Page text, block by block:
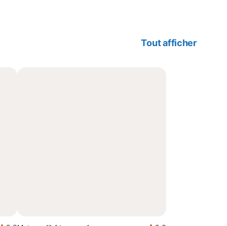
Tout afficher